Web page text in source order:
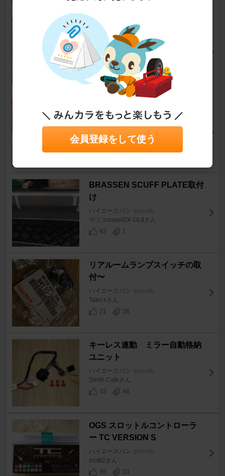
家族旅行のために！オートクル
ーズ付スロコンを付けてみた！
が！？
ハイエースバン [H200系]
琉聖パパさん
435
1
光受信特化タイプ LS20
凛とした空さん
265
0
BRASSEN SCUFF PLATE取付
け
ハイエースバン [H200系]
マツコsuperDX-GLⅡさん
92
1
リアルームランプスイッチの取
付〜
ハイエースバン [H200系]
Tako’sさん
21
28
キーレス連動 ミラー自動格納
ユニット
ハイエースバン [H200系]
Smith Cafeさん
33
46
OGS スロットルコントローラ
ー TC VERSION S
ハイエースバン [H200系]
inotti2さん
35
33
会員登録をして使う